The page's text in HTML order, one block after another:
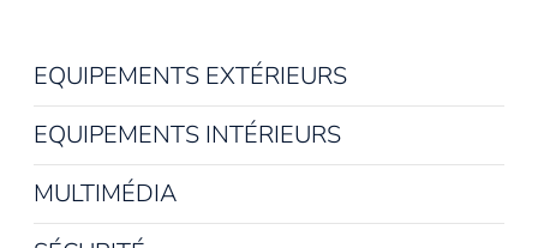
EQUIPEMENTS EXTÉRIEURS
EQUIPEMENTS INTÉRIEURS
MULTIMÉDIA